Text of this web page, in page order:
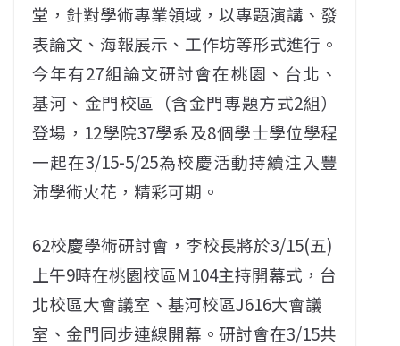
堂，針對學術專業領域，以專題演講、發
表論文、海報展示、工作坊等形式進行。
今年有27組論文研討會在桃園、台北、
基河、金門校區（含金門專題方式2組）
登場，12學院37學系及8個學士學位學程
一起在3/15-5/25為校慶活動持續注入豐
沛學術火花，精彩可期。
62校慶學術研討會，李校長將於3/15(五)
上午9時在桃園校區M104主持開幕式，台
北校區大會議室、基河校區J616大會議
室、金門同步連線開幕。研討會在3/15共